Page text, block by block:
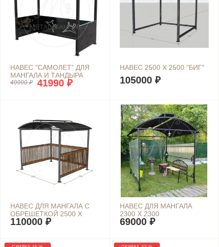
НАВЕС "САМОЛЕТ" ДЛЯ
МАНГАЛА И ТАНДЫРА
2400 Х 1150
49990 ₽ 41990 ₽
НАВЕС 2500 Х 2500 "БИГ"
105000 ₽
НАВЕС ДЛЯ МАНГАЛА С
ОБРЕШЕТКОЙ 2500 Х
2500
110000 ₽
НАВЕС ДЛЯ МАНГАЛА
2300 Х 2300
69000 ₽